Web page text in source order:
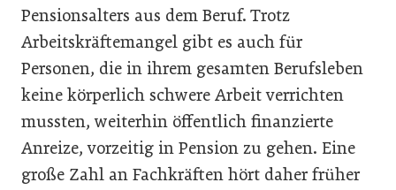
Pensionsalters aus dem Beruf. Trotz
Arbeitskräftemangel gibt es auch für
Personen, die in ihrem gesamten Berufsleben
keine körperlich schwere Arbeit verrichten
mussten, weiterhin öffentlich finanzierte
Anreize, vorzeitig in Pension zu gehen. Eine
große Zahl an Fachkräften hört daher früher